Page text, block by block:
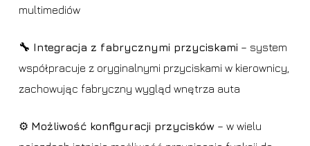
multimediów
🔧 Integracja z fabrycznymi przyciskami – system
współpracuje z oryginalnymi przyciskami w kierownicy,
zachowując fabryczny wygląd wnętrza auta
⚙️ Możliwość konfiguracji przycisków– w wielu